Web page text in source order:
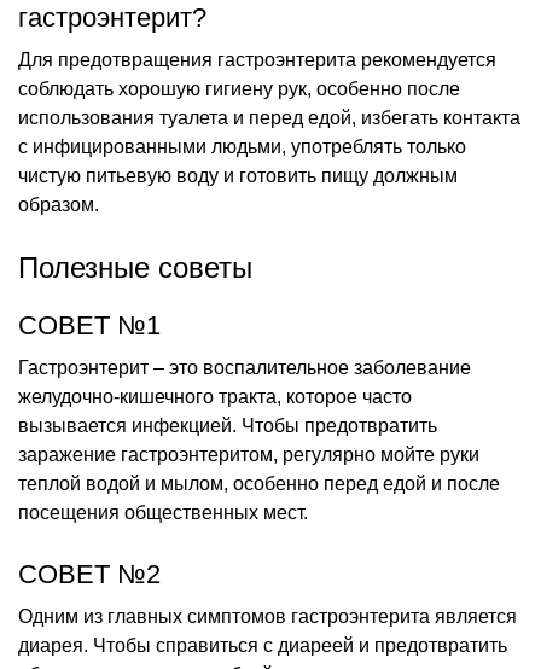
гастроэнтерит?
Для предотвращения гастроэнтерита рекомендуется
соблюдать хорошую гигиену рук, особенно после
использования туалета и перед едой, избегать контакта
с инфицированными людьми, употреблять только
чистую питьевую воду и готовить пищу должным
образом.
Полезные советы
СОВЕТ №1
Гастроэнтерит – это воспалительное заболевание
желудочно-кишечного тракта, которое часто
вызывается инфекцией. Чтобы предотвратить
заражение гастроэнтеритом, регулярно мойте руки
теплой водой и мылом, особенно перед едой и после
посещения общественных мест.
СОВЕТ №2
Одним из главных симптомов гастроэнтерита является
диарея. Чтобы справиться с диареей и предотвратить